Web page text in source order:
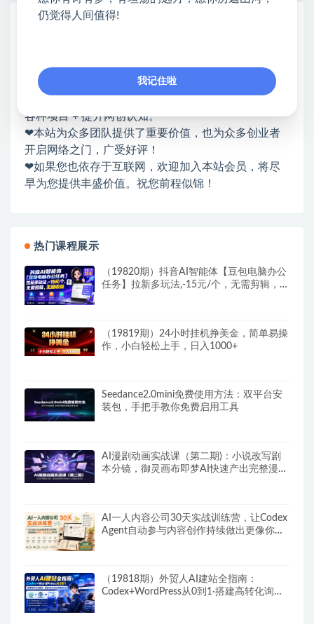
网赚基地简介
❤本站：本站整合多方资源站，主要面向互联网创业
类&副业类，资源丰富 物超所值。
各种项目 + 提升网创认知。
❤本站为众多团队提供了重要价值，也为众多创业者
开启网络之门，广受好评！
❤如果您也依存于互联网，欢迎加入本站会员，将尽
早为您提供丰盛价值。祝您前程似锦！
热门课程展示
（19820期）抖音AI智能体【豆包电脑办公
任务】拉新多玩法,-15元/个，无需剪辑，无
（19819期）24小时挂机挣美金，简单易操
作，小白轻松上手，日入1000+
Seedance2.0mini免费使用方法：双平台安
装包，手把手教你免费启用工具
AI漫剧动画实战课（第二期)：小说改写剧
本分镜，御灵画布即梦AI快速产出完整漫剧
AI一人内容公司30天实战训练营，让Codex
Agent自动参与内容创作持续做出更像你、
（19818期）外贸人AI建站全指南：
Codex+WordPress从0到1·搭建高转化询盘
仍觉得人间值得!
我记住啦